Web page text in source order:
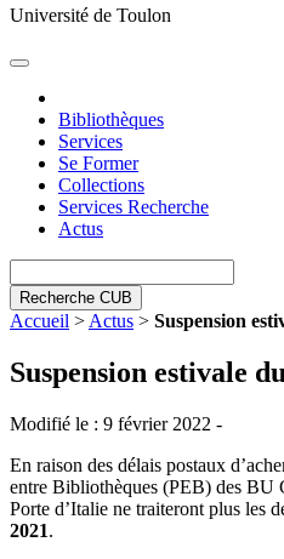
Université de Toulon
Toggle
Bibliothèques
Services
Se Former
Collections
Services Recherche
Actus
Recherche CUB
Accueil > Actus > Suspension
Suspension estivale
Modifié le : 9 février 2022 -
En raison des délais postaux
entre Bibliothèques (PEB) des BU
Porte d’Italie ne traiteront plus les
2021.